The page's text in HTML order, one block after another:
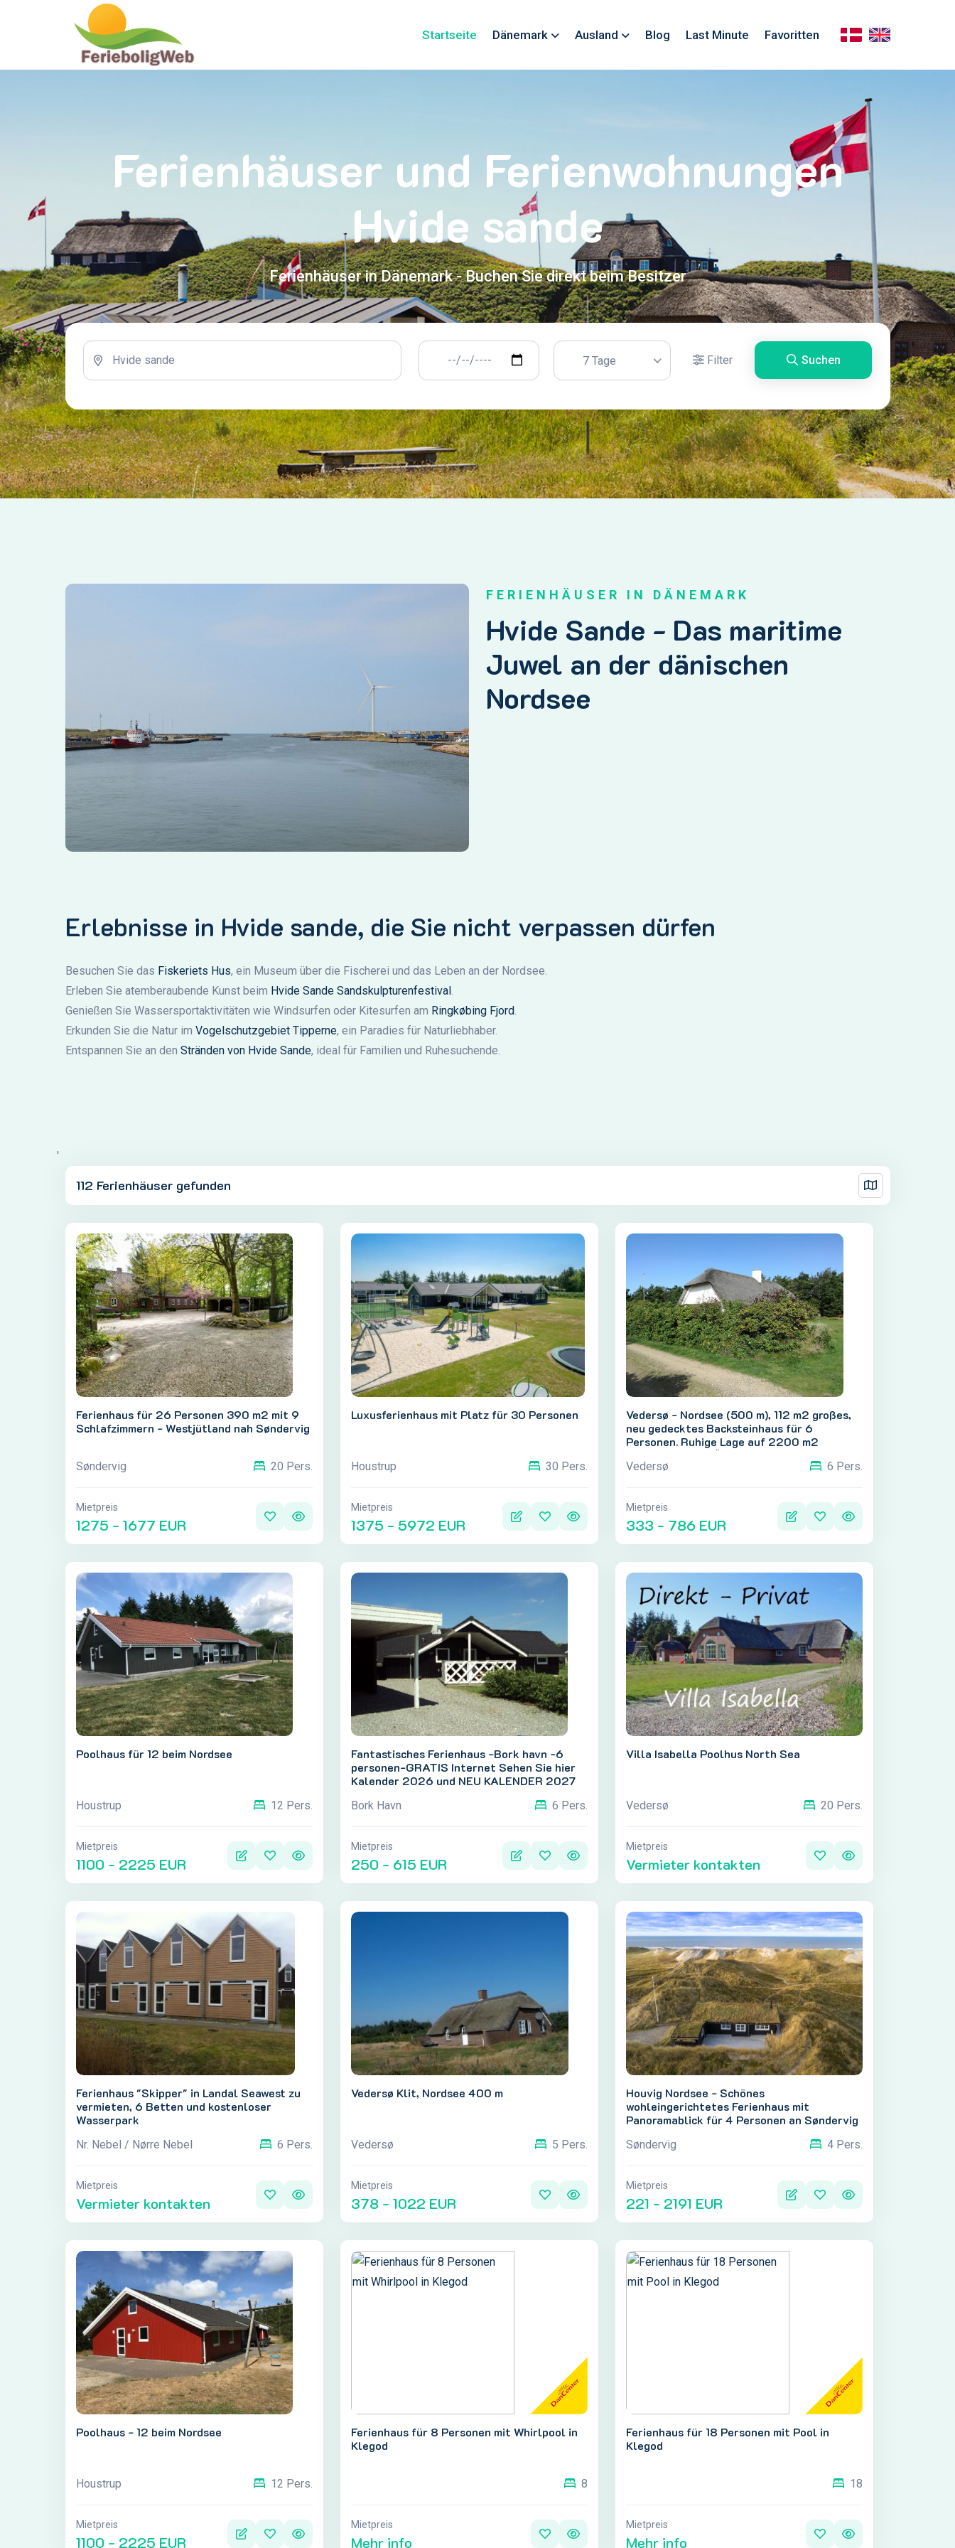
Startseite Dänemark Ausland Blog Last Minute Favoritten
Ferienhäuser und Ferienwohnungen
Hvide sande
Ferienhäuser in Dänemark - Buchen Sie direkt beim Besitzer
7 Tage Filter Suchen
FERIENHÄUSER IN DÄNEMARK
Hvide Sande - Das maritime
Juwel an der dänischen
Nordsee
Erlebnisse in Hvide sande, die Sie nicht verpassen dürfen
Besuchen Sie das Fiskeriets Hus, ein Museum über die Fischerei und das Leben an der Nordsee.
Erleben Sie atemberaubende Kunst beim Hvide Sande Sandskulpturenfestival .
Genießen Sie Wassersportaktivitäten wie Windsurfen oder Kitesurfen am Ringkøbing Fjord.
Erkunden Sie die Natur im Vogelschutzgebiet Tipperne, ein Paradies für Naturliebhaber.
Entspannen Sie an den Stränden von Hvide Sande, ideal für Familien und Ruhesuchende.
'
112 Ferienhäuser gefunden
Ferienhaus für 26 Personen 390 m2 mit 9
Schlafzimmern - Westjütland nah Søndervig
Søndervig 20 Pers.
Mietpreis
1275 - 1677 EUR
Luxusferienhaus mit Platz für 30 Personen
Houstrup 30 Pers.
Mietpreis
1375 - 5972 EUR
Vedersø - Nordsee (500 m), 112 m2 großes,
neu gedecktes Backsteinhaus für 6
Personen. Ruhige Lage auf 2200 m2
Grundstück, mit Überdachung und großer
Rasenfläche vor dem Haus. Möglichkeit
Vedersø 6 Pers.
Mietpreis
333 - 786 EUR
Poolhaus für 12 beim Nordsee
Houstrup 12 Pers.
Mietpreis
1100 - 2225 EUR
Fantastisches Ferienhaus -Bork havn -6
personen-GRATIS Internet Sehen Sie hier
Kalender 2026 und NEU KALENDER 2027
borkhavn.dk
Bork Havn 6 Pers.
Mietpreis
250 - 615 EUR
Villa Isabella Poolhus North Sea
Vedersø 20 Pers.
Mietpreis
Vermieter kontakten
Ferienhaus "Skipper" in Landal Seawest zu
vermieten, 6 Betten und kostenloser
Wasserpark
Nr. Nebel / Nørre Nebel 6 Pers.
Mietpreis
Vermieter kontakten
Vedersø Klit, Nordsee 400 m
Vedersø 5 Pers.
Mietpreis
378 - 1022 EUR
Houvig Nordsee - Schönes
wohleingerichtetes Ferienhaus mit
Panoramablick für 4 Personen an Søndervig
Søndervig 4 Pers.
Mietpreis
221 - 2191 EUR
Poolhaus - 12 beim Nordsee
Houstrup 12 Pers.
Mietpreis
1100 - 2225 EUR
Ferienhaus für 8 Personen mit Whirlpool in
Klegod
8
Mietpreis
Mehr info
Ferienhaus für 18 Personen mit Pool in
Klegod
18
Mietpreis
Mehr info